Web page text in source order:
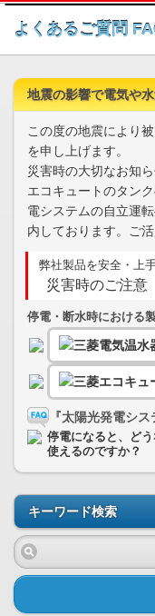
よくあるご質問
地震の影響で電気や
この度の地震により
を申し上げます。
災害時の大切なお知
エコキュートのタン
電システムの自立運
内しております。ご活
弊社製品を安全・上
災害時のご注意
停電・断水時における
『太陽光発電シス
停電になると、ど
使えるのですか？
キーワード検索